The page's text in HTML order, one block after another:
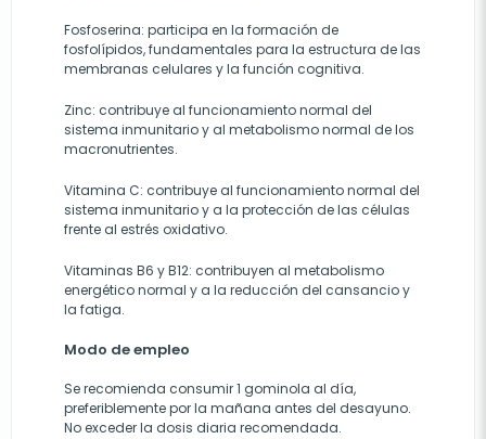
Fosfoserina: participa en la formación de
fosfolípidos, fundamentales para la estructura de las
membranas celulares y la función cognitiva.
Zinc: contribuye al funcionamiento normal del
sistema inmunitario y al metabolismo normal de los
macronutrientes.
Vitamina C: contribuye al funcionamiento normal del
sistema inmunitario y a la protección de las células
frente al estrés oxidativo.
Vitaminas B6 y B12: contribuyen al metabolismo
energético normal y a la reducción del cansancio y
la fatiga.
Modo de empleo
Se recomienda consumir 1 gominola al día,
preferiblemente por la mañana antes del desayuno.
No exceder la dosis diaria recomendada.